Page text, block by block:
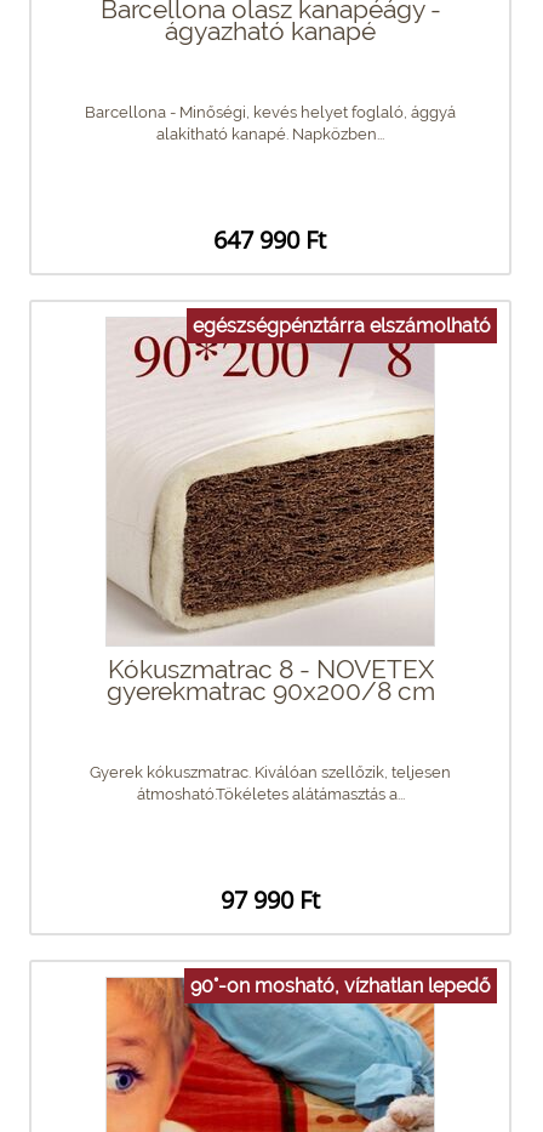
Barcellona olasz kanapéágy -
ágyazható kanapé
Barcellona - Minőségi, kevés helyet foglaló, ággyá
alakítható kanapé. Napközben...
647 990 Ft
egészségpénztárra elszámolható
Kókuszmatrac 8 - NOVETEX
gyerekmatrac 90x200/8 cm
Gyerek kókuszmatrac. Kiválóan szellőzik, teljesen
átmosható.Tökéletes alátámasztás a...
97 990 Ft
90°-on mosható, vízhatlan lepedő